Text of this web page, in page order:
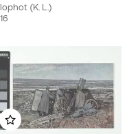
(K. L.)
Zu meinem Album